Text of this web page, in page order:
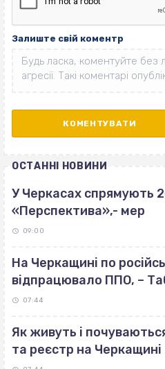
Залиште свій коментр
ОСТАННІ НОВИНИ
У Черкасах спрямують
«Перспектива»,- мер
09:00
На Черкащині по
відпрацювало ППО, –
07:44
Як живуть і
та реєстр на Черкащині